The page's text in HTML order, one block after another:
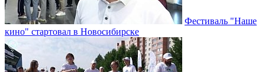
Фестиваль "Наше
кино" стартовал в Новосибирске